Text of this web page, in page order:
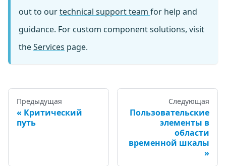
out to ourtechnical support team for help and
guidance. For custom component solutions, visit
theServices page.
Предыдущая
Критический
путь
Следующая
Пользовательские
элементы в
области
временной шкалы